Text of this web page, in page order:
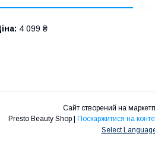
4 099 ₴
Сайт створений на
Поскаржитися на
Select